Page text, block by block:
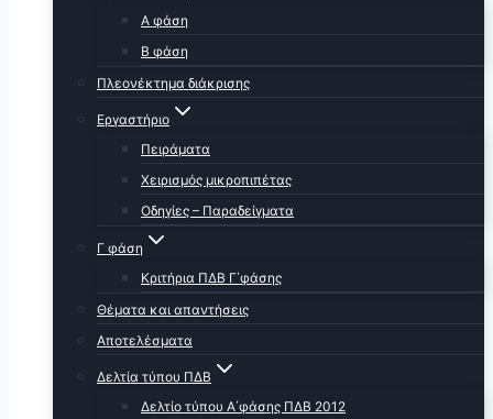
Α φάση
Β φάση
Πλεονέκτημα διάκρισης
Εργαστήριο
Πειράματα
Χειρισμός μικροπιπέτας
Οδηγίες – Παραδείγματα
Γ φάση
Κριτήρια ΠΔΒ Γ΄φάσης
Θέματα και απαντήσεις
Αποτελέσματα
Δελτία τύπου ΠΔΒ
Δελτίο τύπου Α΄φάσης ΠΔΒ 2012